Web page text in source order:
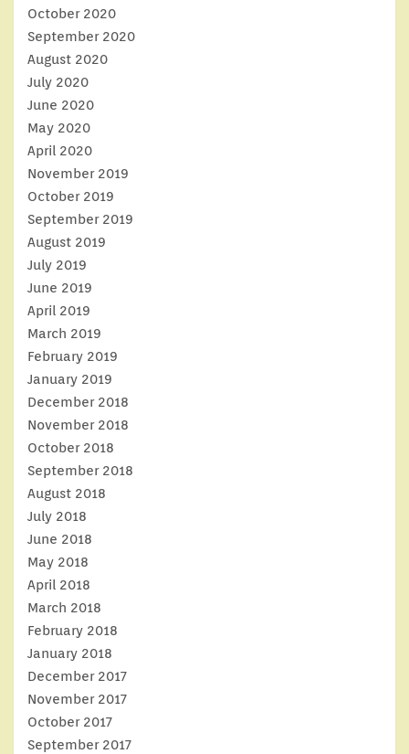
October 2020
September 2020
August 2020
July 2020
June 2020
May 2020
April 2020
November 2019
October 2019
September 2019
August 2019
July 2019
June 2019
April 2019
March 2019
February 2019
January 2019
December 2018
November 2018
October 2018
September 2018
August 2018
July 2018
June 2018
May 2018
April 2018
March 2018
February 2018
January 2018
December 2017
November 2017
October 2017
September 2017